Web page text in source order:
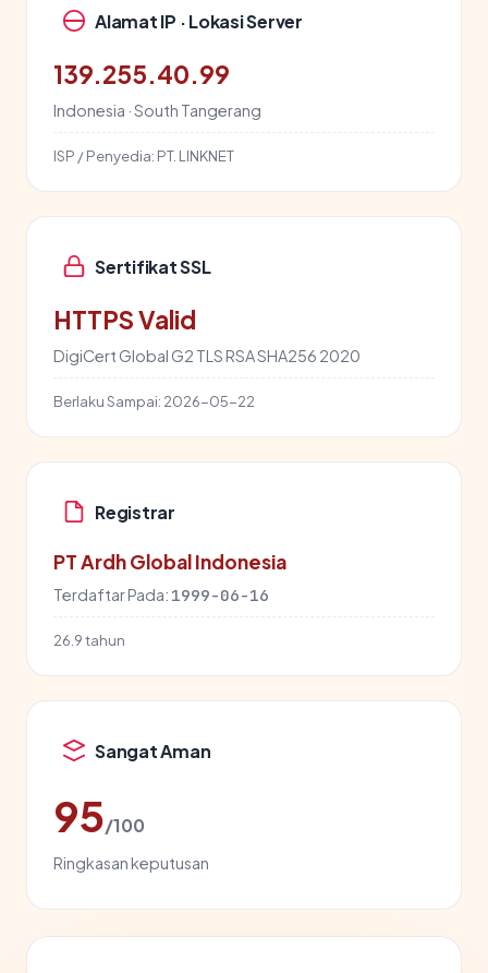
Alamat IP · Lokasi Server
139.255.40.99
Indonesia · South Tangerang
ISP / Penyedia: PT. LINKNET
Sertifikat SSL
HTTPS Valid
DigiCert Global G2 TLS RSA SHA256 2020
Berlaku Sampai: 2026-05-22
Registrar
PT Ardh Global Indonesia
Terdaftar Pada: 1999-06-16
26.9 tahun
Sangat Aman
95/100
Ringkasan keputusan